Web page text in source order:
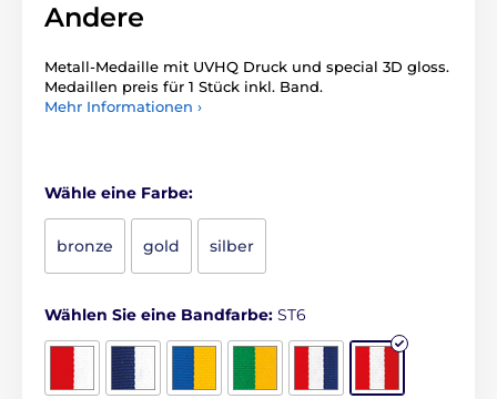
Andere
Metall-Medaille mit UVHQ Druck und special 3D gloss.
Medaillen preis für 1 Stück inkl. Band.
Mehr Informationen ›
Wähle eine Farbe:
bronze gold silber
Wählen Sie eine Bandfarbe: ST6